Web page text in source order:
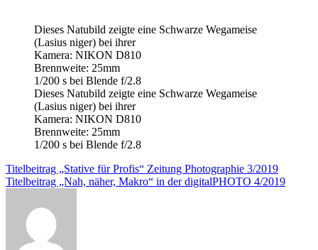
Dieses Natubild zeigte eine Schwarze Wegameise
(Lasius niger) bei ihrer
Kamera: NIKON D810
Brennweite: 25mm
1/200 s bei Blende f/2.8
Dieses Natubild zeigte eine Schwarze Wegameise
(Lasius niger) bei ihrer
Kamera: NIKON D810
Brennweite: 25mm
1/200 s bei Blende f/2.8
Titelbeitrag „Stative für Profis“ Zeitung Photographie 3/2019
Titelbeitrag „Nah, näher, Makro“ in der digitalPHOTO 4/2019